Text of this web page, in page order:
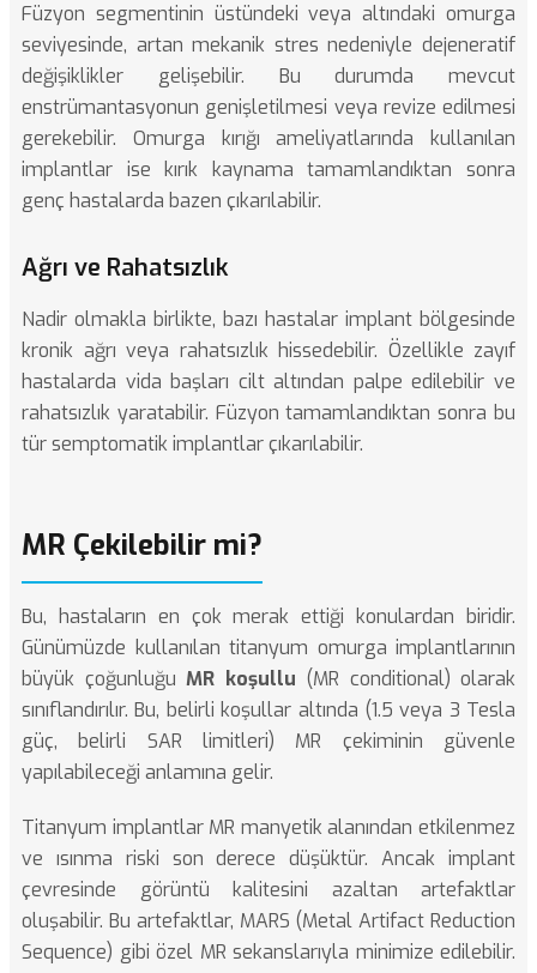
Füzyon segmentinin üstündeki veya altındaki omurga
seviyesinde, artan mekanik stres nedeniyle dejeneratif
değişiklikler gelişebilir. Bu durumda mevcut
enstrümantasyonun genişletilmesi veya revize edilmesi
gerekebilir. Omurga kırığı ameliyatlarında kullanılan
implantlar ise kırık kaynama tamamlandıktan sonra
genç hastalarda bazen çıkarılabilir.
Ağrı ve Rahatsızlık
Nadir olmakla birlikte, bazı hastalar implant bölgesinde
kronik ağrı veya rahatsızlık hissedebilir. Özellikle zayıf
hastalarda vida başları cilt altından palpe edilebilir ve
rahatsızlık yaratabilir. Füzyon tamamlandıktan sonra bu
tür semptomatik implantlar çıkarılabilir.
MR Çekilebilir mi?
Bu, hastaların en çok merak ettiği konulardan biridir.
Günümüzde kullanılan titanyum omurga implantlarının
büyük çoğunluğu MR koşullu (MR conditional) olarak
sınıflandırılır. Bu, belirli koşullar altında (1.5 veya 3 Tesla
güç, belirli SAR limitleri) MR çekiminin güvenle
yapılabileceği anlamına gelir.
Titanyum implantlar MR manyetik alanından etkilenmez
ve ısınma riski son derece düşüktür. Ancak implant
çevresinde görüntü kalitesini azaltan artefaktlar
oluşabilir. Bu artefaktlar, MARS (Metal Artifact Reduction
Sequence) gibi özel MR sekanslarıyla minimize edilebilir.